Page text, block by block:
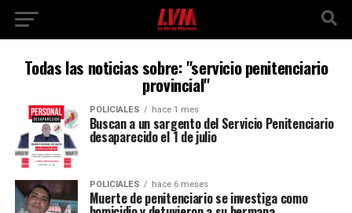
Todas las noticias sobre: "servicio penitenciario
provincial"
POLICIALES hace 1 mes
Buscan a un sargento del Servicio Penitenciario
desaparecido el 1 de julio
POLICIALES hace 6 meses
Muerte de penitenciario se investiga como